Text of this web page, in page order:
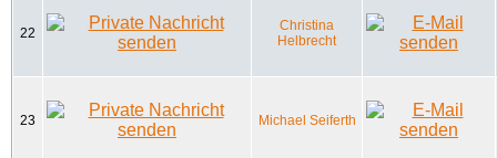
22
Christina
Helbrecht
23 Michael Seiferth